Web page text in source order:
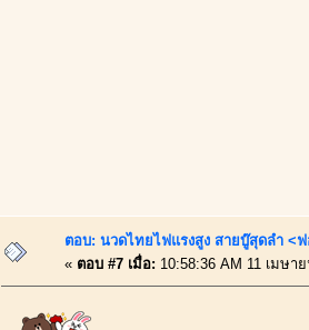
ตอบ: นวดไทยไฟแรงสูง สายบู๊สุดลำ <ฟ
« ตอบ #7 เมื่อ: 10:58:36 AM 11 เมษา